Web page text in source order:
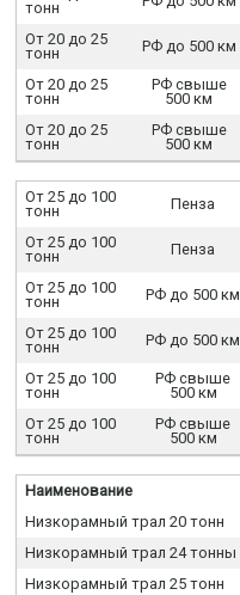
тонн
От 20 до 25
тонн
РФ до 500 км
От 20 до 25
тонн
РФ свыше
500 км
От 20 до 25
тонн
РФ свыше
500 км
От 25 до 100
тонн
Пенза
От 25 до 100
тонн
Пенза
От 25 до 100
тонн
РФ до 500 км
От 25 до 100
тонн
РФ до 500 км
От 25 до 100
тонн
РФ свыше
500 км
От 25 до 100
тонн
РФ свыше
500 км
Наименование
Низкорамный трал 20 тонн
Низкорамный трал 24 тонны
Низкорамный трал 25 тонн